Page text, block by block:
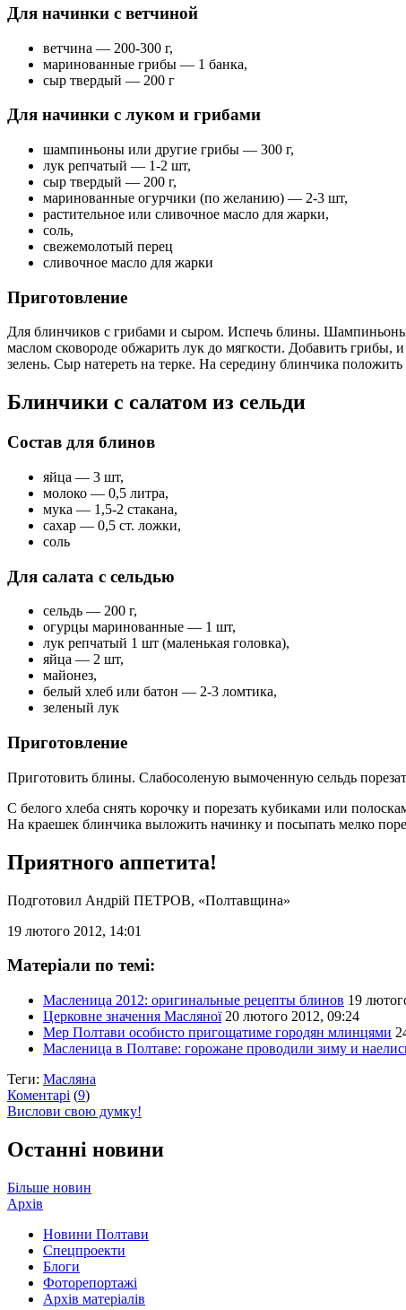
Для начинки с ветчиной
ветчина — 200-300 г,
маринованные грибы — 1 банка,
сыр твердый — 200 г
Для начинки с луком и грибами
шампиньоны или другие грибы — 300 г,
лук репчатый — 1-2 шт,
сыр твердый — 200 г,
маринованные огурчики (по желанию) — 2-3 шт,
растительное или сливочное масло для жарки,
соль,
свежемолотый перец
сливочное масло для жарки
Приготовление
Для блинчиков с грибами и сыром. Испечь блины. Шампиньоны
маслом сковороде обжарить лук до мягкости. Добавить
зелень. Сыр натереть на терке. На середину блинчика
Блинчики с салатом из сельди
Состав для блинов
яйца — 3 шт,
молоко — 0,5 литра,
мука — 1,5-2 стакана,
сахар — 0,5 ст. ложки,
соль
Для салата с сельдью
сельдь — 200 г,
огурцы маринованные — 1 шт,
лук репчатый 1 шт (маленькая головка),
яйца — 2 шт,
майонез,
белый хлеб или батон — 2-3 ломтика,
зеленый лук
Приготовление
Приготовить блины. Слабосоленую вымоченную сельдь
С белого хлеба снять корочку и порезать кубиками или
На краешек блинчика выложить начинку и посыпать мелко
Приятного аппетита!
Подготовил Андрій ПЕТРОВ, «Полтавщина»
19 лютого 2012, 14:01
Матеріали по темі:
Масленица 2012: оригинальные рецепты блинов 19
Церковне значення Масляної 20 лютого 2012, 09:24
Мер Полтави особисто пригощатиме городян млинцями
Масленица в Полтаве: горожане проводили зиму и
Теги: Масляна
Коментарі (9)
Вислови свою думку!
Останні новини
Більше новин
Архів
Новини Полтави
Спецпроекти
Блоги
Фоторепортажі
Архів матеріалів